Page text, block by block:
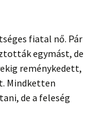
fiatal nő. Pár
egymást, de
reménykedett,
Mindketten
de a feleség